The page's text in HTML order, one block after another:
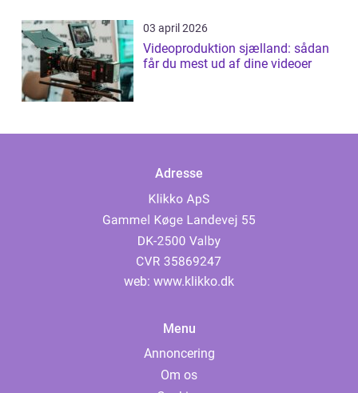
03 april 2026
Videoproduktion sjælland: sådan
får du mest ud af dine videoer
Adresse
web: www.klikko.dk
Menu
Annoncering
Om os